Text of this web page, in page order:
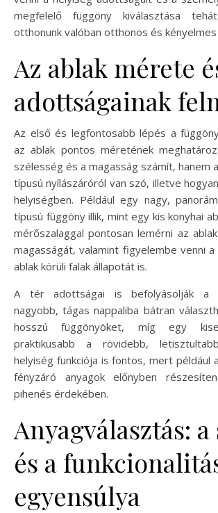
megfelelő függöny kiválasztása
otthonunk valóban otthonos és
Az ablak mérete
adottságainak
Az első és legfontosabb lépés a
az ablak pontos méretének
szélesség és a magasság számít, hanem
típusú nyílászáróról van szó, illetve
helyiségben. Például egy nagy,
típusú függöny illik, mint egy kis konyhai
mérőszalaggal pontosan lemérni az
magasságát, valamint figyelembe venni
ablak körüli falak állapotát is.
A tér adottságai is befolyásolják a
nagyobb, tágas nappaliba bátran
hosszú függönyöket, míg egy
praktikusabb a rövidebb,
helyiség funkciója is fontos, mert például
fényzáró anyagok előnyben
pihenés érdekében.
Anyagválasztás:
és a
egyensúlya